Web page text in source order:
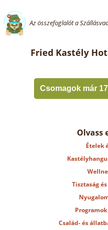
Az összefoglalót a
Fried Kastély
Csomagok már
Olvass
Ételek
Tisztaság
Család- és